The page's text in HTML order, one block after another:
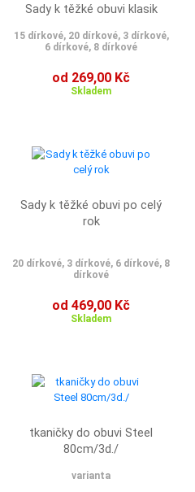
Sady k těžké obuvi klasik
15 dírkové, 20 dírkové, 3 dírkové,
6 dírkové, 8 dírkové
od 269,00 Kč
Skladem
Sady k těžké obuvi po celý
rok
20 dírkové, 3 dírkové, 6 dírkové, 8
dírkové
od 469,00 Kč
Skladem
tkaničky do obuvi Steel
80cm/3d./
varianta